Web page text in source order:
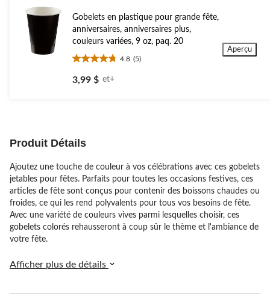
évaluations
Gobelets en plastique pour grande fête,
anniversaires, anniversaires plus,
couleurs variées, 9 oz, paq. 20
4.8 (5)
4.8
étoile(s)
sur
3,99 $ et+
Aperçu
Produit Détails
Ajoutez une touche de couleur à vos célébrations avec ces gobelets
jetables pour fêtes. Parfaits pour toutes les occasions festives, ces
articles de fête sont conçus pour contenir des boissons chaudes ou
froides, ce qui les rend polyvalents pour tous vos besoins de fête.
Avec une variété de couleurs vives parmi lesquelles choisir, ces
gobelets colorés rehausseront à coup sûr le thème et l'ambiance de
votre fête.
Afficher plus de détails